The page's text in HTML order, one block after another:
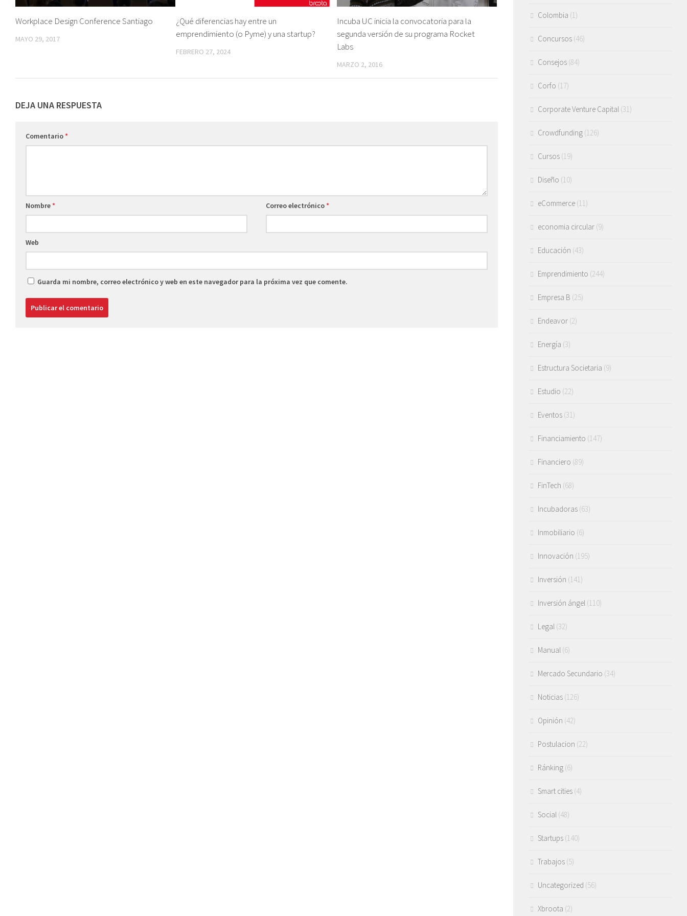
Workplace Design Conference Santiago
MAYO 29, 2017
¿Qué diferencias hay entre un
emprendimiento (o Pyme) y una startup?
FEBRERO 27, 2024
Incuba UC inicia la convocatoria para la
segunda versión de su programa Rocket
Labs
MARZO 2, 2016
DEJA UNA RESPUESTA
Comentario*
Nombre* Correo electrónico*
Web
Guarda mi nombre, correo electrónico y web en este navegador para la próxima vez que comente.
Colombia (1)
Concursos (46)
Consejos (84)
Corfo (17)
Corporate Venture Capital (31)
Crowdfunding (126)
Cursos (19)
Diseño (10)
eCommerce (11)
economia circular (9)
Educación (43)
Emprendimiento (244)
Empresa B (25)
Endeavor (2)
Energía (3)
Estructura Societaria (9)
Estudio (22)
Eventos (31)
Financiamiento (147)
Financiero (89)
FinTech (68)
Incubadoras (63)
Inmobiliario (6)
Innovación (195)
Inversión (141)
Inversión ángel (110)
Legal (32)
Manual (6)
Mercado Secundario (34)
Noticias (126)
Opinión (42)
Postulacion (22)
Ránking (6)
Smart cities (4)
Social (48)
Startups (140)
Trabajos (5)
Uncategorized (56)
Xbroota (2)